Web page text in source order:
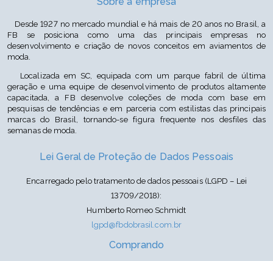
Desde 1927 no mercado mundial e há mais de 20 anos no Brasil, a
FB se posiciona como uma das principais empresas no
desenvolvimento e criação de novos conceitos em aviamentos de
moda.
Localizada em SC, equipada com um parque fabril de última
geração e uma equipe de desenvolvimento de produtos altamente
capacitada, a FB desenvolve coleções de moda com base em
pesquisas de tendências e em parceria com estilistas das principais
marcas do Brasil, tornando-se figura frequente nos desfiles das
semanas de moda.
Lei Geral de Proteção de Dados Pessoais
Encarregado pelo tratamento de dados pessoais (LGPD – Lei
13709/2018):
Humberto Romeo Schmidt
lgpd@fbdobrasil.com.br
Comprando